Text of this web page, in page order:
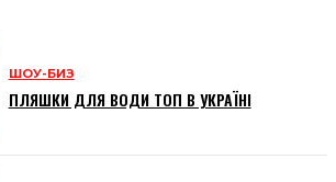
ШОУ-БИЗ
ПЛЯШКИ ДЛЯ ВОДИ ТОП В УКРАЇНІ